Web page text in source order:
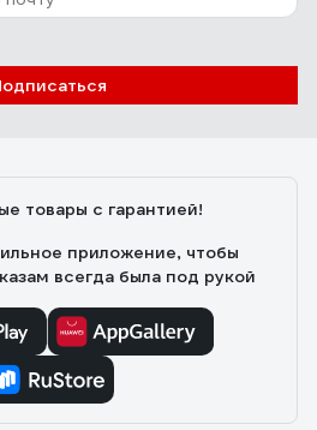
товары с гарантией!
приложение, чтобы
всегда была под рукой